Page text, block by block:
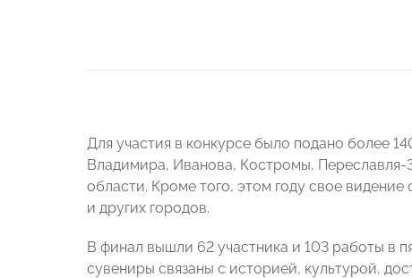
Для участия в конкурсе было подано более
Владимира, Иванова, Костромы, Переславля-
области. Кроме того, этом году свое
и других городов.
В финал вышли 62 участника и 103 работы в
сувениры связаны с историей, культурой,